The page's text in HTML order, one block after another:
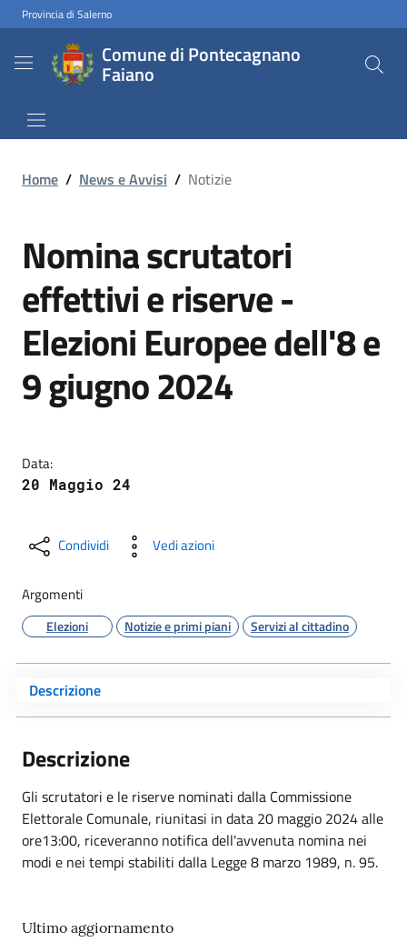
Provincia di Salerno
Comune di Pontecagnano
Faiano
Home / News e Avvisi / Notizie
Nomina scrutatori
effettivi e riserve -
Elezioni Europee dell'8 e
9 giugno 2024
Data:
20 Maggio 24
Condividi Vedi azioni
Argomenti
Elezioni Notizie e primi piani Servizi al cittadino
Descrizione
Descrizione
Gli scrutatori e le riserve nominati dalla Commissione
Elettorale Comunale, riunitasi in data 20 maggio 2024 alle
ore13:00, riceveranno notifica dell'avvenuta nomina nei
modi e nei tempi stabiliti dalla Legge 8 marzo 1989, n. 95.
Ultimo aggiornamento